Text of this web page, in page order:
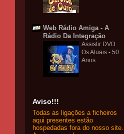
Web Rádio Amiga - A
Rádio Da Integração
Assistir DVD
Os Atuais - 50
Anos
Aviso!!!
Todas as ligações a ficheiros
aqui presentes estão
hospedadas fora do nosso site.